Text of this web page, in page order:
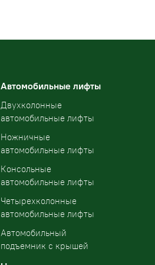
Автомобильные лифты
Двухколонные
автомобильные лифты
Ножничные
автомобильные лифты
Консольные
автомобильные лифты
Четырехколонные
автомобильные лифты
Автомобильный
подъемник с крышей